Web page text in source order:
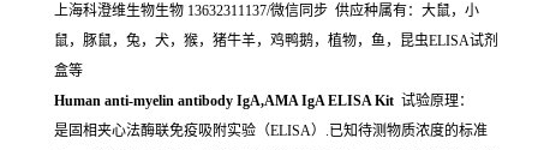
上海科澄维生物生物 13632311137/微信同步 供应种属有：大鼠，小
鼠，豚鼠，兔，犬，猴，猪牛羊，鸡鸭鹅，植物，鱼，昆虫ELISA试剂
盒等
Human anti-myelin antibody IgA,AMA IgA ELISA Kit 试验原理：
是固相夹心法酶联免疫吸附实验（ELISA）.已知待测物质浓度的标准